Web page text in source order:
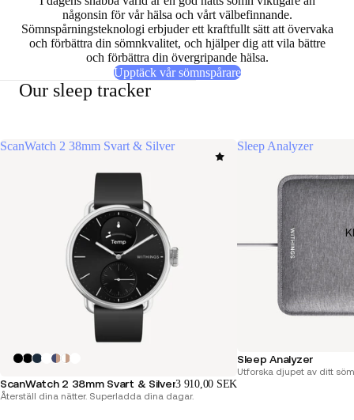
någonsin för vår hälsa och vårt välbefinnande.
Sömnspårningsteknologi erbjuder ett kraftfullt sätt att övervaka
och förbättra din sömnkvalitet, och hjälper dig att vila bättre
och förbättra din övergripande hälsa.
Upptäck vår sömnspårare
Our sleep tracker
ScanWatch 2 38mm Svart & Silver
ScanWatch 2 38mm Svart & Silver3 910,00 SEK
Återställ dina nätter. Superladda dina dagar.
Sleep Analyzer
Sleep Analyzer
Utforska djupet av ditt